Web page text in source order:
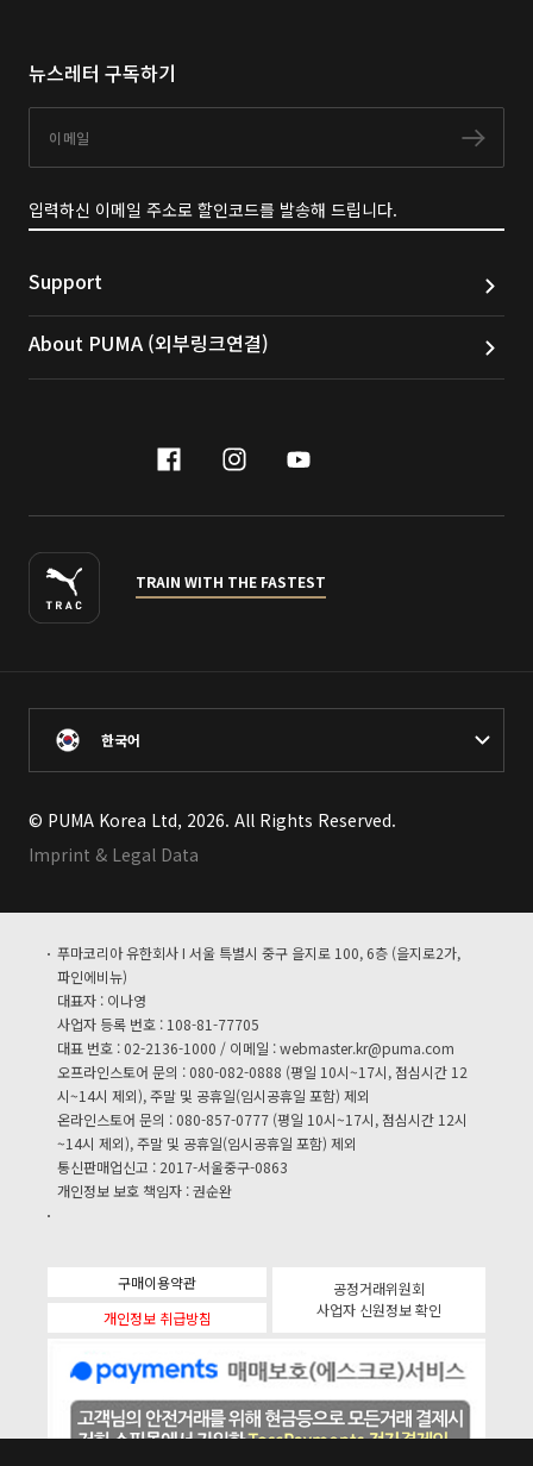
뉴스레터 구독하기
구독
입력하신 이메일 주소로 할인코드를 발송해 드립니다.
Support
About PUMA (외부링크연결)
facebook
instagram
youtube
TRAIN WITH THE FASTEST
한국어
© PUMA Korea Ltd, 2026. All Rights Reserved.
Imprint & Legal Data
푸마코리아 유한회사 I 서울 특별시 중구 을지로 100, 6층 (을지로2가,
파인에비뉴)
대표자 : 이나영
사업자 등록 번호 : 108-81-77705
대표 번호 : 02-2136-1000 / 이메일 :webmaster.kr@puma.com
오프라인스토어 문의 : 080-082-0888 (평일 10시~17시, 점심시간 12
시~14시 제외), 주말 및 공휴일(임시공휴일 포함) 제외
온라인스토어 문의 : 080-857-0777 (평일 10시~17시, 점심시간 12시
~14시 제외), 주말 및 공휴일(임시공휴일 포함) 제외
통신판매업신고 : 2017-서울중구-0863
개인정보 보호 책임자 : 권순완
구매이용약관
개인정보 취급방침
공정거래위원회
사업자 신원정보 확인